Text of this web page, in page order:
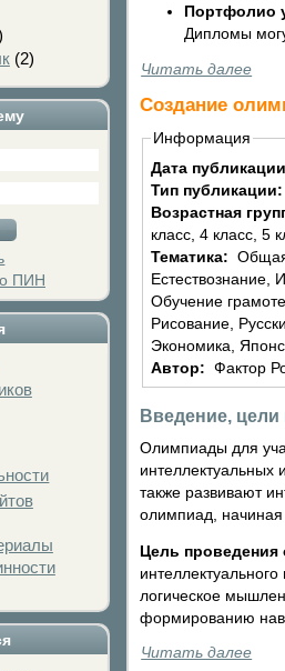
(2)
ПИН
Портфолио
Дипломы
Читать далее
Создание
Информация
Дата
Тип публикации:
Возрастная
класс, 4 класс, 5
Тематика: Общая, Астрономия, Анатомия, Английский язык, Биология, Ботаника, География, Геометрия, Домоводство,
Обучение
Рисование,
Экономика,
Автор: Фактор
Введение,
Олимпиады для
интеллектуальных
также развивают
олимпиад,
Цель проведения
логическое
формированию
Читать далее